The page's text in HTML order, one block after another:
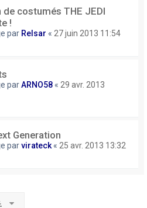
costumés THE JEDI
!
par Relsar « 27 juin 2013 11:54
parARNO58 « 29 avr. 2013
Generation
parvirateck « 25 avr. 2013 13:32